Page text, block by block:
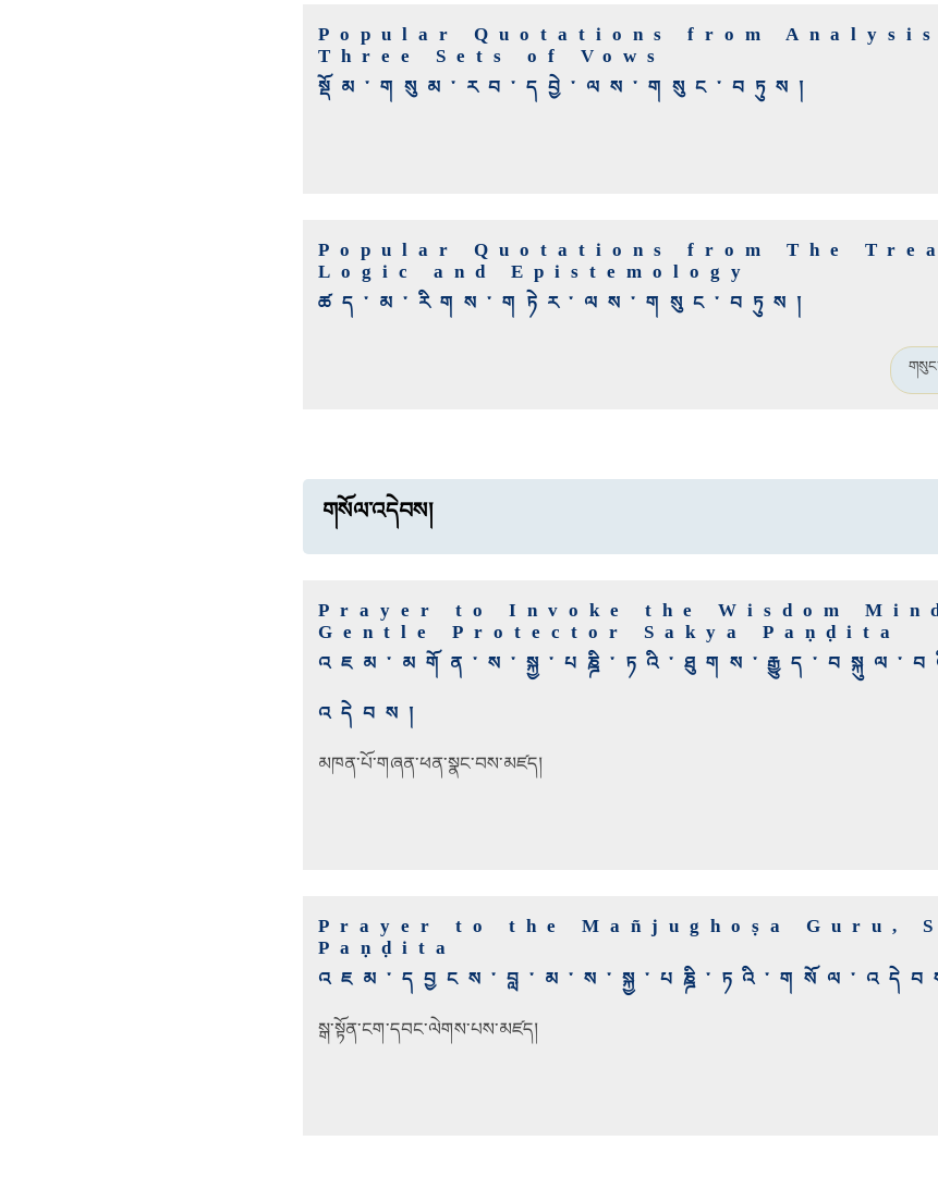
Popular Quotations from
Three Sets of Vows
སྡོམ་གསུམ་རབ་དབྱེ་ལས་གསུང་བཏུས།
Popular Quotations from The
Logic and Epistemology
ཚད་མ་རིགས་གཏེར་ལས་གསུང་བཏུས།
གསོལ་འདེབས།
Prayer to Invoke the Wisdom
Gentle Protector Sakya Paṇḍita
འདེབས།
མཁན་པོ་གཞན་ཕན་སྣང་བས་མཛད།
Prayer to the Mañjughoṣa Guru,
Paṇḍita
སྒ་སྟོན་ངག་དབང་ལེགས་པས་མཛད།